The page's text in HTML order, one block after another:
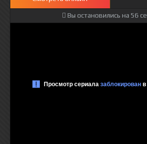
Вы остановились на 56